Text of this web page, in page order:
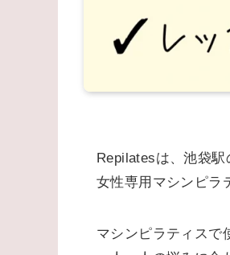
Repilatesは、池袋
女性専用マシンピラ
マシンピラティスで